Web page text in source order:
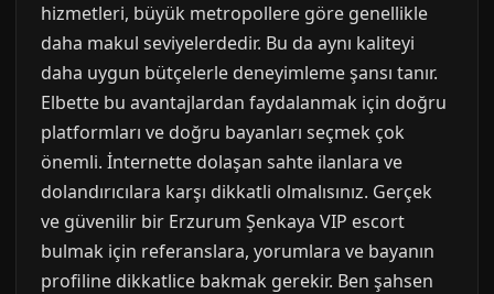
hizmetleri, büyük metropollere göre genellikle
daha makul seviyelerdedir. Bu da aynı kaliteyi
daha uygun bütçelerle deneyimleme şansı tanır.
Elbette bu avantajlardan faydalanmak için doğru
platformları ve doğru bayanları seçmek çok
önemli. İnternette dolaşan sahte ilanlara ve
dolandırıcılara karşı dikkatli olmalısınız. Gerçek
ve güvenilir bir Erzurum Şenkaya VIP escort
bulmak için referanslara, yorumlara ve bayanın
profiline dikkatlice bakmak gerekir. Ben şahsen